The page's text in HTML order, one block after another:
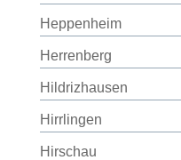
Heppenheim
Herrenberg
Hildrizhausen
Hirrlingen
Hirschau